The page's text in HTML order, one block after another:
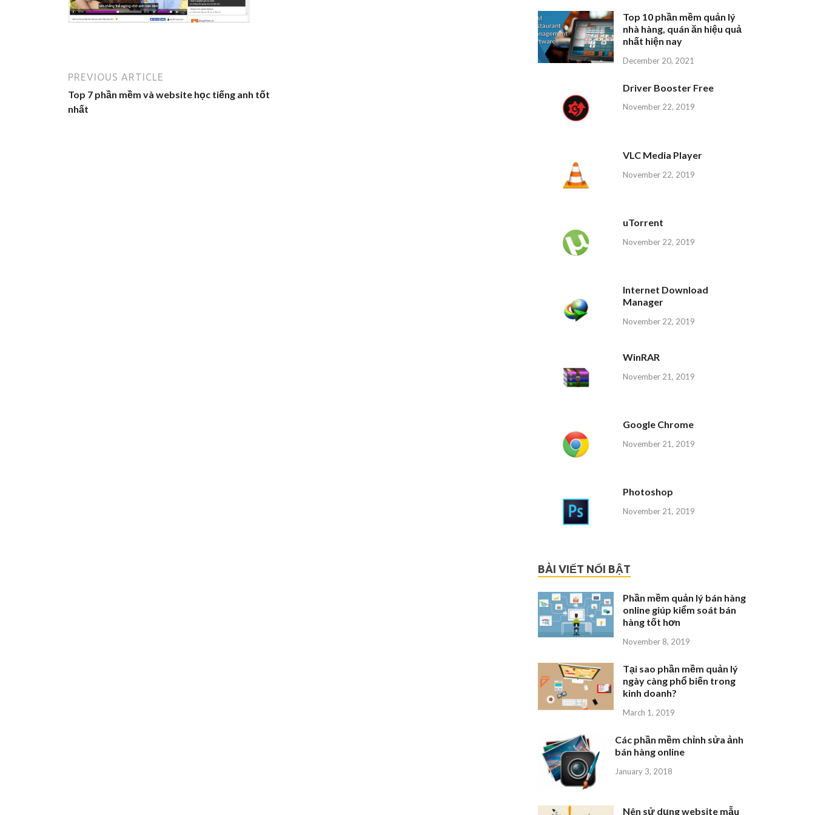
PREVIOUS ARTICLE
Top 7 phần mềm và website học tiếng anh tốt
nhất
Top 10 phần mềm quản lý
nhà hàng, quán ăn hiệu quả
nhất hiện nay
December 20, 2021
Driver Booster Free
November 22, 2019
VLC Media Player
November 22, 2019
uTorrent
November 22, 2019
Internet Download
Manager
November 22, 2019
WinRAR
November 21, 2019
Google Chrome
November 21, 2019
Photoshop
November 21, 2019
BÀI VIẾT NỔI BẬT
Phần mềm quản lý bán hàng
online giúp kiểm soát bán
hàng tốt hơn
November 8, 2019
Tại sao phần mềm quản lý
ngày càng phổ biến trong
kinh doanh?
March 1, 2019
Các phần mềm chỉnh sửa ảnh
bán hàng online
January 3, 2018
Nên sử dụng website mẫu